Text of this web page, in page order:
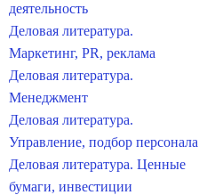
деятельность
Деловая литература.
Маркетинг, PR, реклама
Деловая литература.
Менеджмент
Деловая литература.
Управление, подбор персонала
Деловая литература. Ценные
бумаги, инвестиции